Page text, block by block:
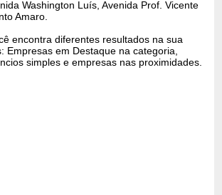
Washington Luís, Avenida Prof. Vicente
Amaro.
encontra diferentes resultados na sua
Empresas em Destaque na categoria,
simples e empresas nas proximidades.